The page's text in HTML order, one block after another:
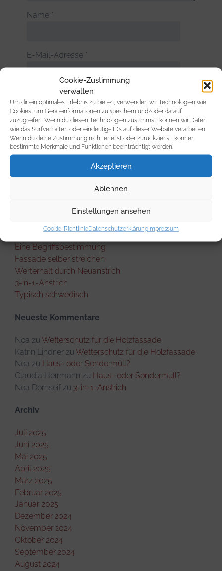
Cookie-Zustimmung
verwalten
Um dir ein optimales Erlebnis zu bieten, verwenden wir Technologien wie
Cookies, um Geräteinformationen zu speichern und/oder darauf
zuzugreifen. Wenn du diesen Technologien zustimmst, können wir Daten
wie das Surfverhalten oder eindeutige IDs auf dieser Website verarbeiten.
Wenn du deine Zustimmung nicht erteilst oder zurückziehst, können
bestimmte Merkmale und Funktionen beeinträchtigt werden.
Akzeptieren
Ablehnen
Einstellungen ansehen
Cookie-RichtlinieDatenschutzerklärungImpressum
Name *
E-Mail-Adresse *
Suchen
Neueste Beiträge
Eine Begriffsbestimmung
Fassade selber streichen
Werterhalt durch Neuanstrich
3-in-1-Anstrich
Typisch schwedisch
Neueste Kommentare
Noa zu Wetterschutz für die Holzfassade
Katrin Lindner zu Wetterschutz für die Holzfassade
Noa zu Haus- oder Sondermüll?
Claudia Herrmann zu Haus- oder Sondermüll?
Noa Dornseif zu 3-in-1-Anstrich
Archiv
Juli 2025
Juni 2025
Mai 2025
April 2025
März 2025
Februar 2025
Januar 2025
Dezember 2024
November 2024
Oktober 2024
September 2024
August 2024